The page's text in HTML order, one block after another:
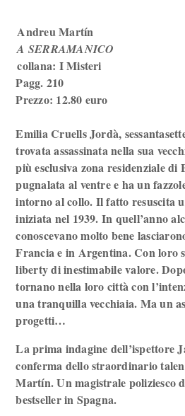
Andreu Martín
A SERRAMANICO
collana: I Misteri
Pagg. 210
Prezzo: 12.80 euro
Emilia Cruells Jordà,
trovata assassinata nella sua
più esclusiva zona residenziale di
pugnalata al ventre e ha un
intorno al collo. Il fatto resuscita
iniziata nel 1939. In quell’anno
conoscevano molto bene
Francia e in Argentina. Con loro
liberty di inestimabile valore.
tornano nella loro città con
una tranquilla vecchiaia. Ma un
progetti…
La prima indagine dell’ispettore
conferma dello straordinario
Martín. Un magistrale poliziesco
bestseller in Spagna.